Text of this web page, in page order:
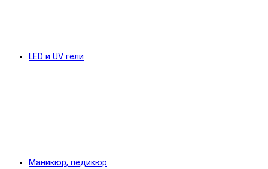
LED и UV гели
Маникюр, педикюр